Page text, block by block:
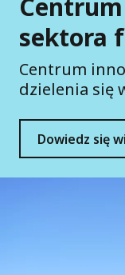
sektora
Centrum
dzielenia się
Dowiedz się